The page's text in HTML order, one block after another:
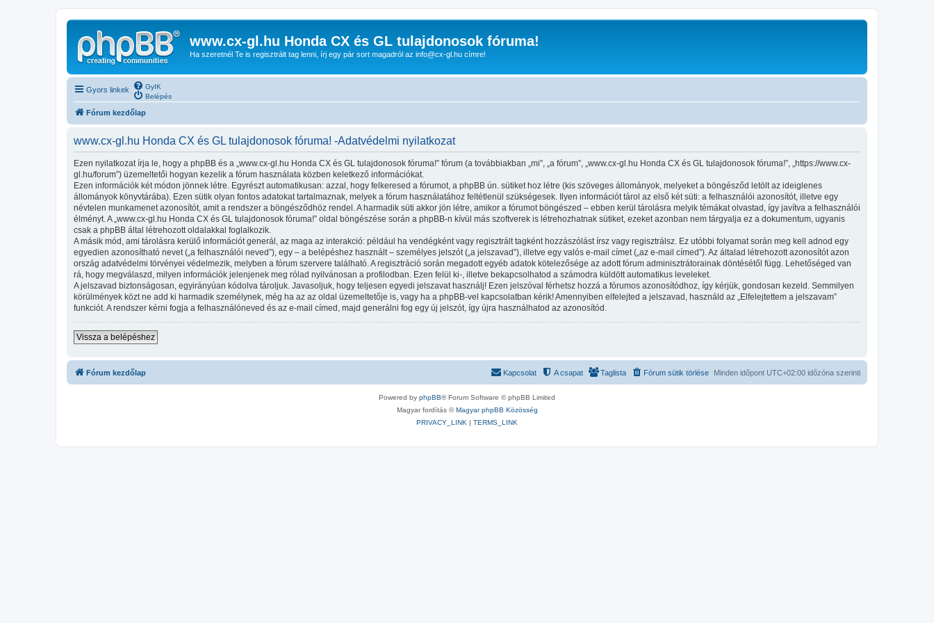
www.cx-gl.hu Honda CX és GL tulajdonosok fóruma!
Ha szeretnél Te is regisztrált tag lenni, írj egy pár sort magadról az info@cx-gl.hu címre!
Gyors linkek
GyIK
Belépés
Fórum kezdőlap
www.cx-gl.hu Honda CX és GL tulajdonosok fóruma! -Adatvédelmi nyilatkozat
Ezen nyilatkozat írja le, hogy a phpBB és a „www.cx-gl.hu Honda CX és GL tulajdonosok fóruma!” fórum (a továbbiakban „mi”, „a fórum”, „www.cx-gl.hu Honda CX és GL tulajdonosok fóruma!”, „https://www.cx-
gl.hu/forum”) üzemeltetői hogyan kezelik a fórum használata közben keletkező információkat.
Ezen információk két módon jönnek létre. Egyrészt automatikusan: azzal, hogy felkeresed a fórumot, a phpBB ún. sütiket hoz létre (kis szöveges állományok, melyeket a böngésződ letölt az ideiglenes
állományok könyvtárába). Ezen sütik olyan fontos adatokat tartalmaznak, melyek a fórum használatához feltétlenül szükségesek. Ilyen információt tárol az első két süti: a felhasználói azonosítót, illetve egy
névtelen munkamenet azonosítót, amit a rendszer a böngésződhöz rendel. A harmadik süti akkor jön létre, amikor a fórumot böngészed – ebben kerül tárolásra melyik témákat olvastad, így javítva a felhasználói
élményt. A „www.cx-gl.hu Honda CX és GL tulajdonosok fóruma!” oldal böngészése során a phpBB-n kívül más szoftverek is létrehozhatnak sütiket, ezeket azonban nem tárgyalja ez a dokumentum, ugyanis
csak a phpBB által létrehozott oldalakkal foglalkozik.
A másik mód, ami tárolásra kerülő információt generál, az maga az interakció: például ha vendégként vagy regisztrált tagként hozzászólást írsz vagy regisztrálsz. Ez utóbbi folyamat során meg kell adnod egy
egyedien azonosítható nevet („a felhasználói neved”), egy – a belépéshez használt – személyes jelszót („a jelszavad”), illetve egy valós e-mail címet („az e-mail címed”). Az általad létrehozott azonosítót azon
ország adatvédelmi törvényei védelmezik, melyben a fórum szervere található. A regisztráció során megadott egyéb adatok kötelezősége az adott fórum adminisztrátorainak döntésétől függ. Lehetőséged van
rá, hogy megválaszd, milyen információk jelenjenek meg rólad nyilvánosan a profilodban. Ezen felül ki-, illetve bekapcsolhatod a számodra küldött automatikus leveleket.
A jelszavad biztonságosan, egyirányúan kódolva tároljuk. Javasoljuk, hogy teljesen egyedi jelszavat használj! Ezen jelszóval férhetsz hozzá a fórumos azonosítódhoz, így kérjük, gondosan kezeld. Semmilyen
körülmények közt ne add ki harmadik személynek, még ha az az oldal üzemeltetője is, vagy ha a phpBB-vel kapcsolatban kérik! Amennyiben elfelejted a jelszavad, használd az „Elfelejtettem a jelszavam”
funkciót. A rendszer kérni fogja a felhasználóneved és az e-mail címed, majd generálni fog egy új jelszót, így újra használhatod az azonosítód.
Vissza a belépéshez
Fórum kezdőlap Minden időpont UTC+02:00 időzóna szerinti
Fórum sütik törlése
Taglista
A csapat
Kapcsolat
Powered by phpBB® Forum Software © phpBB Limited
Magyar fordítás ©Magyar phpBB Közösség
PRIVACY_LINK | TERMS_LINK